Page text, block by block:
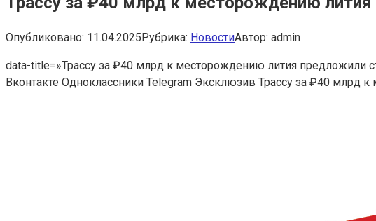
Опубликовано: 11.04.2025Рубрика: НовостиАвтор: admin
data-title=»Трассу за ₽40 млрд к месторождению лития предложили
Вконтакте Одноклассники Telegram Эксклюзив Трассу за ₽40 млрд